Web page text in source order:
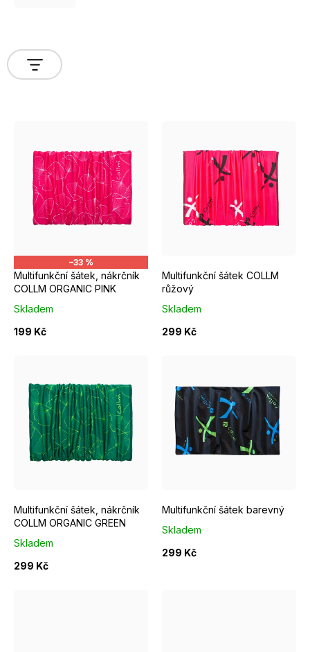
o
d
u
–33 %
Multifunkční šátek, nákrčník
COLLM ORGANIC PINK
Skladem
199 Kč
Multifunkční šátek COLLM
růžový
Skladem
299 Kč
Multifunkční šátek, nákrčník
COLLM ORGANIC GREEN
Skladem
299 Kč
Multifunkční šátek barevný
Skladem
299 Kč